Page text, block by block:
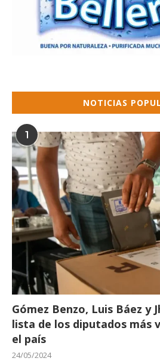
NOTICIAS
1
Gómez Benzo, Luis Báez y
lista de los diputados más
el país
24/05/2024